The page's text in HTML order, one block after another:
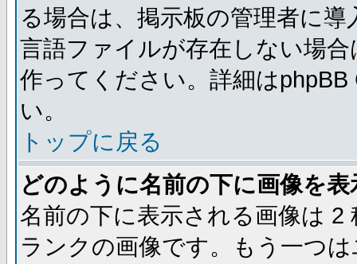
る場合は、掲示板の管理者に
言語ファイルが存在しない場
作ってください。詳細は
い。
トップに戻る
どのように名前の下に画像を
名前の下に表示される画像は
ランクの画像です。もう一つ